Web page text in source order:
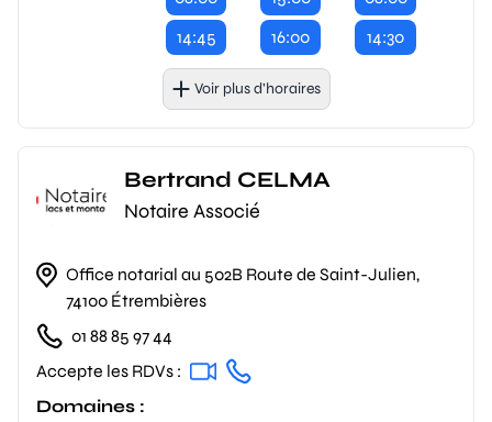
14:45
16:00
14:30
Voir plus d’horaires
Bertrand CELMA
Notaire Associé
Office notarial au 502B Route de Saint-Julien,
74100 Étrembières
01 88 85 97 44
Accepte les RDVs :
Domaines :